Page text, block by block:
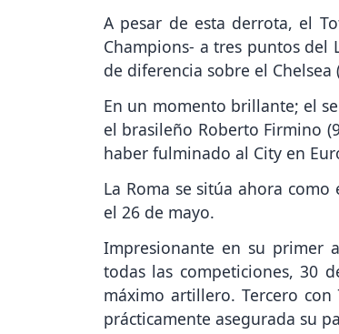
A pesar de esta derrota, el
Champions- a tres puntos del
de diferencia sobre el
En un momento brillante; el
el brasileño Roberto Firmino
haber fulminado al City en
La Roma se sitúa ahora
el 26 de mayo.
Impresionante en su primer
todas las competiciones, 30
máximo artillero. Tercero
prácticamente asegurada su